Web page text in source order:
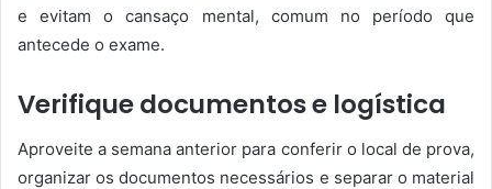
e evitam o cansaço mental, comum no período que
antecede o exame.
Verifique documentos e logística
Aproveite a semana anterior para conferir o local de prova,
organizar os documentos necessários e separar o material